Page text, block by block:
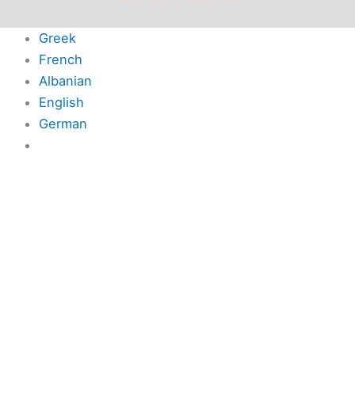
Greek
French
Albanian
English
German